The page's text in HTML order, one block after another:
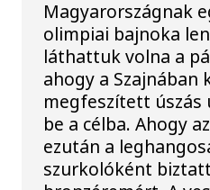
Magyarországnak
olimpiai bajnoka
láthattuk volna a
ahogy a Szajnában
megfeszített úszás
be a célba. Ahogy
ezután a
szurkolóként